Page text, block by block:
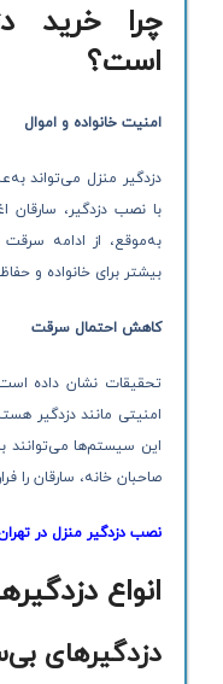
چرا خرید
است؟
امنیت خانواده و اموال
دزدگیر منزل می‌تواند
با نصب دزدگیر، سارقان
به‌موقع، از ادامه
بیشتر برای خانواده و
کاهش احتمال سرقت
تحقیقات نشان داده
امنیتی مانند دزدگیر
این سیستم‌ها می‌توانند
صاحبان خانه، سارقان را
نصب دزدگیر منزل در
انواع
دزدگیرهای